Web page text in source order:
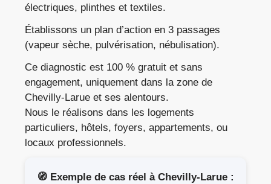
électriques, plinthes et textiles.
Établissons un plan d’action en 3 passages
(vapeur sèche, pulvérisation, nébulisation).
Ce diagnostic est 100 % gratuit et sans
engagement, uniquement dans la zone de
Chevilly-Larue et ses alentours.
Nous le réalisons dans les logements
particuliers, hôtels, foyers, appartements, ou
locaux professionnels.
🧭 Exemple de cas réel à Chevilly-Larue :